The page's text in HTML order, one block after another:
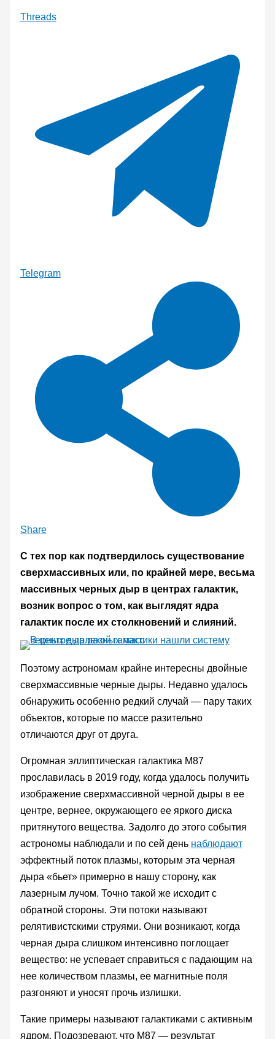
Threads
Telegram
Share
С тех пор как подтвердилось существование
сверхмассивных или, по крайней мере, весьма
массивных черных дыр в центрах галактик,
возник вопрос о том, как выглядят ядра
галактик после их столкновений и слияний.
Поэтому астрономам крайне интересны двойные
сверхмассивные черные дыры. Недавно удалось
обнаружить особенно редкий случай — пару таких
объектов, которые по массе разительно
отличаются друг от друга.
Огромная эллиптическая галактика М87
прославилась в 2019 году, когда удалось получить
изображение сверхмассивной черной дыры в ее
центре, вернее, окружающего ее яркого диска
притянутого вещества. Задолго до этого события
астрономы наблюдали и по сей день наблюдают
эффектный поток плазмы, которым эта черная
дыра «бьет» примерно в нашу сторону, как
лазерным лучом. Точно такой же исходит с
обратной стороны. Эти потоки называют
релятивистскими струями. Они возникают, когда
черная дыра слишком интенсивно поглощает
вещество: не успевает справиться с падающим на
нее количеством плазмы, ее магнитные поля
разгоняют и уносят прочь излишки.
Такие примеры называют галактиками с активным
ядром. Подозревают, что М87 — результат